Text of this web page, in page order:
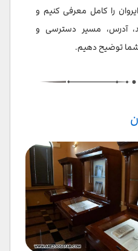
ماتناداران
ایروان
را کامل معرفی کنیم و
آدرس، مسیر دسترسی و
توضیح دهیم.